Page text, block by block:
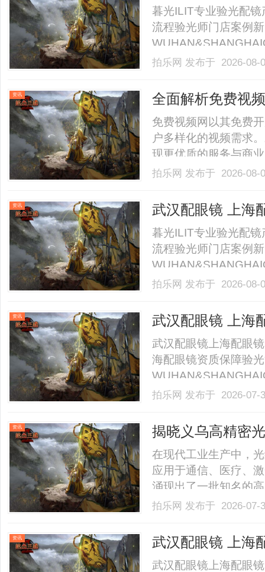
暮光ILIT专业验光配
流程验光师门店案例
业验光配镜的写字楼
40%-60%优惠，兼顾
拍乐网 发布于 2026-
资讯 全面解析免费视
免费视频网以其免费
户多样化的视频需求
现更优质的服务与商
拍乐网 发布于 2026-
资讯 武汉配眼镜 上海
暮光ILIT专业验光配
流程验光师门店案例
业验光配镜的写字楼
40%-60%优惠，兼顾
拍乐网 发布于 2026-
资讯 武汉配眼镜 上海
武汉配眼镜上海配眼
海配眼镜资质保障验
业验光配镜的写字楼
40%-60%优惠，兼顾
拍乐网 发布于 2026-
资讯 揭晓义乌高精密
在现代工业生产中，
应用于通信、医疗、
涌现出了一批知名的
的技术，引领着行业
精密光纤切割机的市
场.........
拍乐网 发布于 2026-
资讯 武汉配眼镜 上海
武汉配眼镜上海配眼